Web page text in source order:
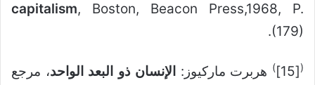
capitalism, Boston, Beacon Press,1968, P.
(179).
(
[15]
) هربرت ماركيوز: الإنسان ذو البعد الواحد، مرجع